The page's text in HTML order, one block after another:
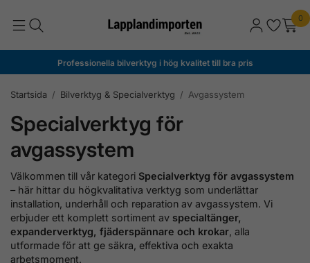
0
Professionella bilverktyg i hög kvalitet till bra pris
Startsida / Bilverktyg & Specialverktyg / Avgassystem
Specialverktyg för
avgassystem
Välkommen till vår kategori Specialverktyg för avgassystem
– här hittar du högkvalitativa verktyg som underlättar
installation, underhåll och reparation av avgassystem. Vi
erbjuder ett komplett sortiment av specialtänger,
expanderverktyg, fjäderspännare och krokar, alla
utformade för att ge säkra, effektiva och exakta
arbetsmoment.